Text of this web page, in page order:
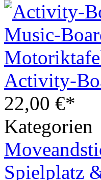
Activity-
22,00 €*
Kategorien
Spielplatz